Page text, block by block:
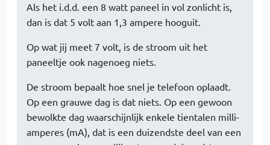
Als het i.d.d. een 8 watt paneel in vol zonlicht is,
dan is dat 5 volt aan 1,3 ampere hooguit.
Op wat jij meet 7 volt, is de stroom uit het
paneeltje ook nagenoeg niets.
De stroom bepaalt hoe snel je telefoon oplaadt.
Op een grauwe dag is dat niets. Op een gewoon
bewolkte dag waarschijnlijk enkele tientalen milli-
amperes (mA), dat is een duizendste deel van een